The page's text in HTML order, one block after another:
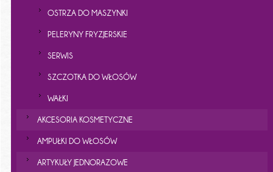
OSTRZA DO MASZYNKI
PELERYNY FRYZJERSKIE
SERWIS
SZCZOTKA DO WŁOSÓW
WAŁKI
AKCESORIA KOSMETYCZNE
AMPUŁKI DO WŁOSÓW
ARTYKUŁY JEDNORAZOWE